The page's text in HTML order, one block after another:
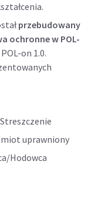
przebudowany
ochronne w POL-
on 1.0.
uprawniony
Hodowca